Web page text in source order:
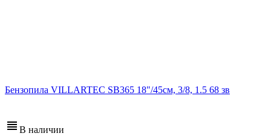
Бензопила VILLARTEC SB365 18"/45см, 3/8, 1.5 68 зв
В наличии